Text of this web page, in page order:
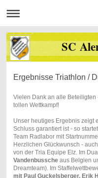
SC
Ergebnisse Triathlon /
Vielen Dank an alle Beteiligten
tollen Wettkampf!
Unser heutiges Ergebnis zeigt
Schluss garantiert ist - so
Team Radlabor mit
Herzlichen Glückwunsch -
von der Tria Equipe Elz. Im
Vandenbusscheaus Belgien
Dreamteam). Im
mit Paul Guckelsberger, Erik